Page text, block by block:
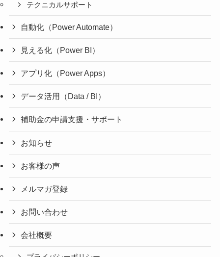
テクニカルサポート
自動化（Power Automate）
見える化（Power BI）
アプリ化（Power Apps）
データ活用（Data / BI）
補助金の申請支援・サポート
お知らせ
お客様の声
メルマガ登録
お問い合わせ
会社概要